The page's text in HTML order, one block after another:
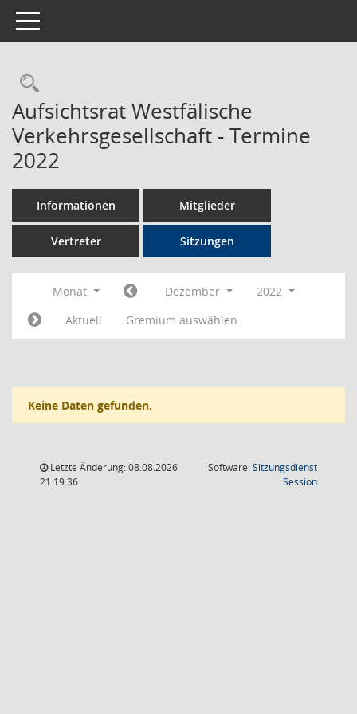
Toggle navigation
Rechercheauswahl
Aufsichtsrat Westfälische
Verkehrsgesellschaft - Termine
2022
Informationen Mitglieder
Vertreter Sitzungen
Monat Dezember
2022
Aktuell
Gremium auswählen
Keine Daten gefunden.
Letzte Änderung: 08.08.2026
21:19:36
Software:Sitzungsdienst
Session(Wird in